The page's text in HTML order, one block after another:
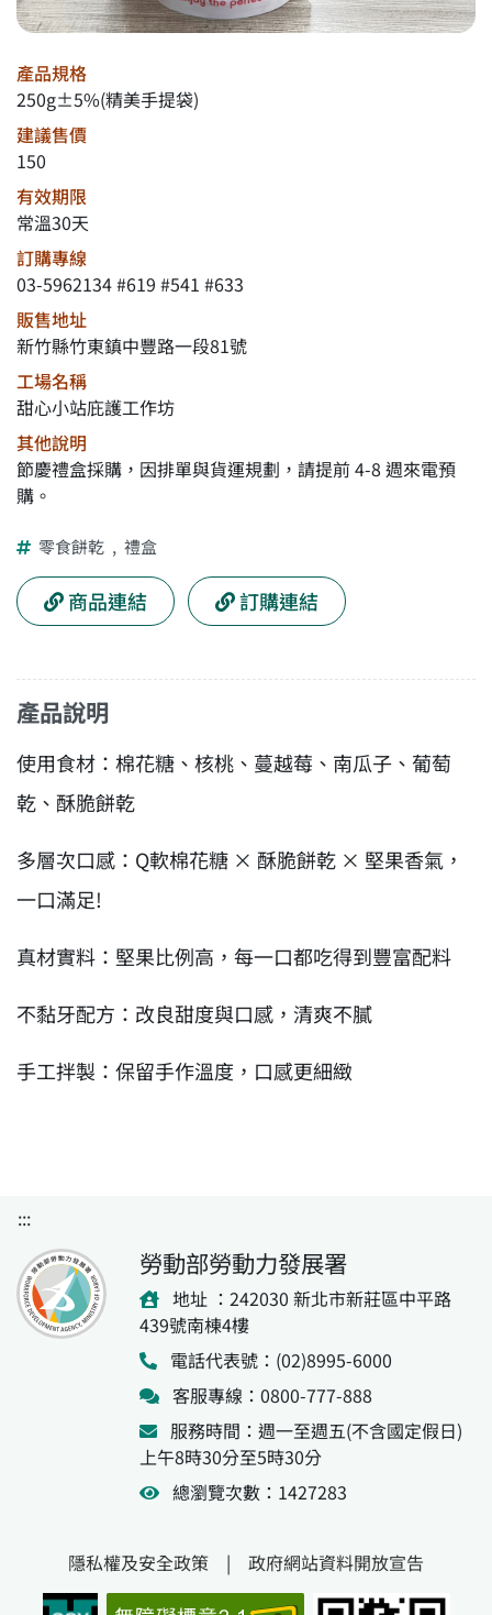
產品規格
250g±5%(精美手提袋)
建議售價
150
有效期限
常溫30天
訂購專線
03-5962134 #619 #541 #633
販售地址
新竹縣竹東鎮中豐路一段81號
工場名稱
甜心小站庇護工作坊
其他說明
節慶禮盒採購，因排單與貨運規劃，請提前 4-8 週來電預
購。
零食餅乾 , 禮盒
商品連結 訂購連結
產品說明
使用食材：棉花糖、核桃、蔓越莓、南瓜子、葡萄
乾、酥脆餅乾
多層次口感：Q軟棉花糖 × 酥脆餅乾 × 堅果香氣，
一口滿足!
真材實料：堅果比例高，每一口都吃得到豐富配料
不黏牙配方：改良甜度與口感，清爽不膩
手工拌製：保留手作溫度，口感更細緻
:::
勞動部勞動力發展署
地址 ：242030 新北市新莊區中平路
439號南棟4樓
電話代表號：(02)8995-6000
客服專線：0800-777-888
服務時間：週一至週五(不含國定假日)
上午8時30分至5時30分
總瀏覽次數：1427283
隱私權及安全政策 | 政府網站資料開放宣告